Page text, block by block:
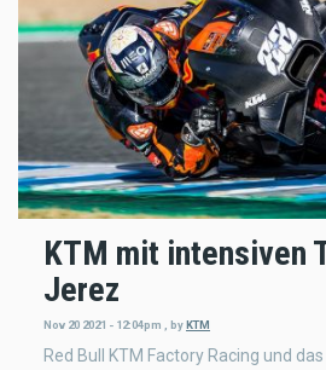
KTM mit intensiven
Jerez
Nov 20 2021 - 12:04pm , by KTM
Red Bull KTM Factory Racing und